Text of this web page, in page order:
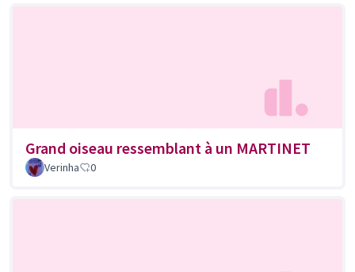
Grand oiseau ressemblant à un MARTINET
Verinha 0